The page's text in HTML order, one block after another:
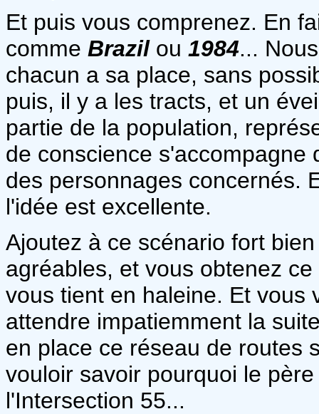
Et puis vous comprenez. En
comme Brazilou 1984...
chacun a sa place, sans
puis, il y a les tracts, et un
partie de la population,
de conscience s'accompagne
des personnages concernés.
l'idée est excellente.
Ajoutez à ce scénario fort
agréables, et vous obtenez
vous tient en haleine. Et vous
attendre impatiemment la
en place ce réseau de routes
vouloir savoir pourquoi le
l'Intersection 55...